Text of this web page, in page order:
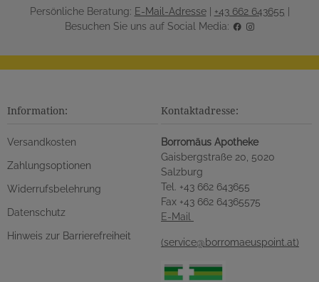
Persönliche Beratung: E-Mail-Adresse| +43 662 643655
Besuchen Sie uns auf Social Media:
Information:
Versandkosten
Zahlungsoptionen
Widerrufsbelehrung
Datenschutz
Hinweis zur Barrierefreiheit
Kontaktadresse:
Borromäus Apotheke
Gaisbergstraße 20, 5020
Salzburg
Tel. +43 662 643655
Fax +43 662 64365575
E-Mail
(service@borromaeuspoint.at)